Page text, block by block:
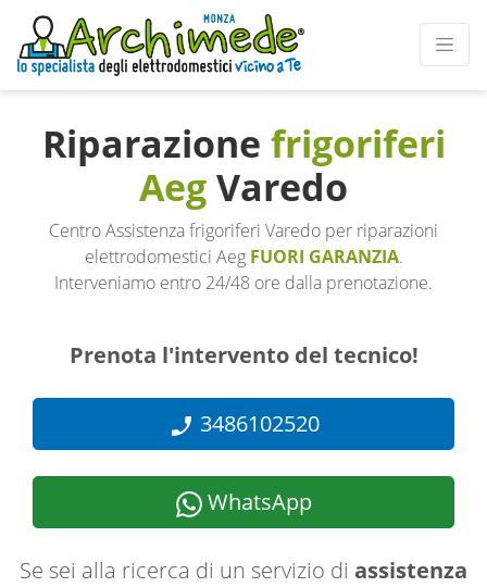
Riparazione frigoriferi
AegVaredo
Centro Assistenza frigoriferi Varedo per riparazioni
elettrodomestici Aeg FUORI GARANZIA.
Interveniamo entro 24/48 ore dalla prenotazione.
Prenota l'intervento del tecnico!
3486102520
WhatsApp
Se sei alla ricerca di un servizio di assistenza